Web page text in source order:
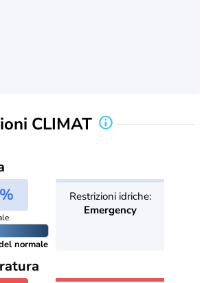
CLIMAT
normale
Restrizioni idriche:
Emergency